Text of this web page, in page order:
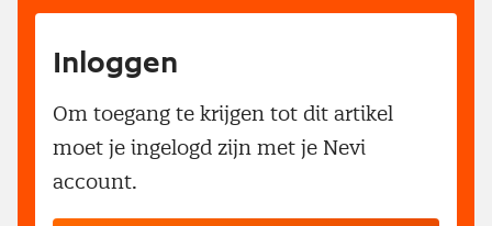
Inloggen
Om toegang te krijgen tot dit artikel
moet je ingelogd zijn met je Nevi
account.